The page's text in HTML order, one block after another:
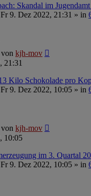
Skandal im
Fr 9. Dez 2022, 21:31 » in
von kjh-mov
21:31
Kilo Schokolade pro
Fr 9. Dez 2022, 10:05 » in
von kjh-mov
10:05
im 3. Quartal
Fr 9. Dez 2022, 10:05 » in